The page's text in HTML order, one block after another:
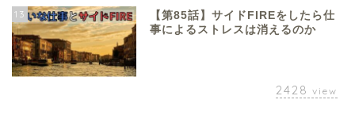
13
【第85話】サイドFIREをしたら仕
事によるストレスは消えるのか
2428 view